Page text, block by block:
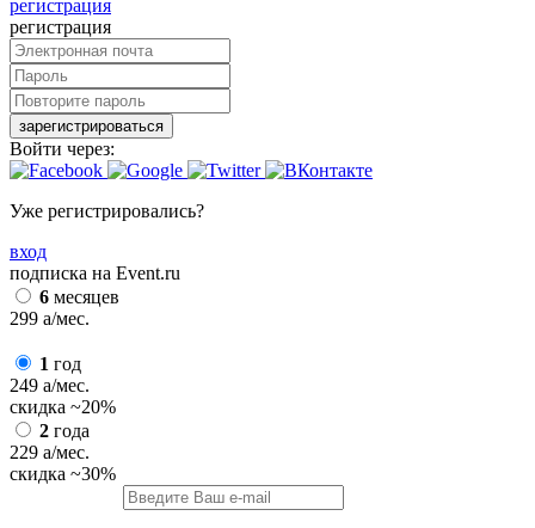
регистрация
регистрация
зарегистрироваться
Войти через:
Уже регистрировались?
вход
подписка на Event.ru
6 месяцев
299 a/мес.
1 год
249 a/мес.
скидка ~20%
2 года
229 a/мес.
скидка ~30%